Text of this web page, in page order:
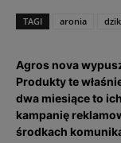
TAGI aronia
Agros nova
Produkty te
dwa miesiące to
kampanię
środkach